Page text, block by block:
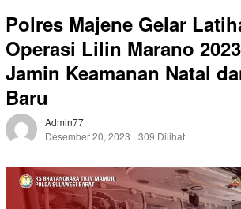
Polres Majene Gelar
Operasi Lilin Marano
Jamin Keamanan Natal
Baru
Admin77
Desember 20, 2023
309 Dilihat